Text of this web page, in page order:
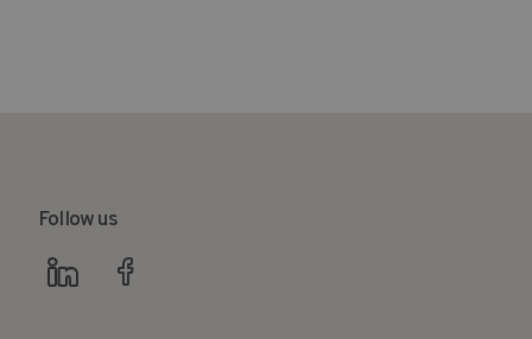
Follow us